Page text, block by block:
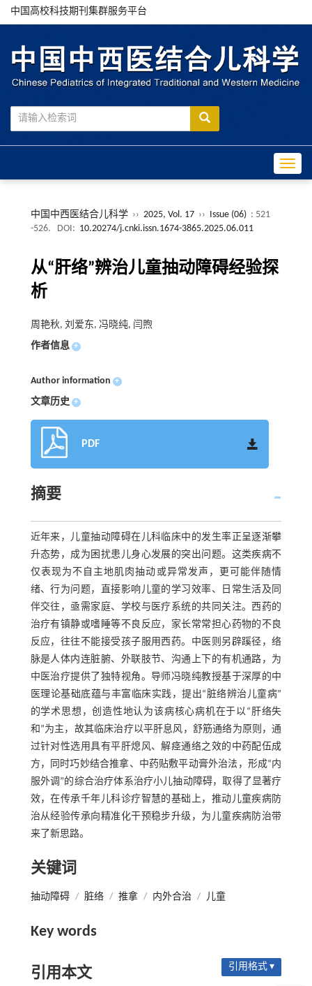
中国高校科技期刊集群服务平台
中国中西医结合儿科学 ›› 2025, Vol. 17 ›› Issue (06) : 521
-526.
DOI: 10.20274/j.cnki.issn.1674-3865.2025.06.011
从“肝络”辨治儿童抽动障碍经验探
析
周艳秋, 刘爱东, 冯晓纯, 闫煦
作者信息 +
Author information +
文章历史 +
PDF
摘要
近年来，儿童抽动障碍在儿科临床中的发生率正呈逐渐攀
升态势，成为困扰患儿身心发展的突出问题。这类疾病不
仅表现为不自主地肌肉抽动或异常发声，更可能伴随情
绪、行为问题，直接影响儿童的学习效率、日常生活及同
伴交往，亟需家庭、学校与医疗系统的共同关注。西药的
治疗有镇静或嗜睡等不良反应，家长常常担心药物的不良
反应，往往不能接受孩子服用西药。中医则另辟蹊径，络
脉是人体内连脏腑、外联肢节、沟通上下的有机通路，为
中医治疗提供了独特视角。导师冯晓纯教授基于深厚的中
医理论基础底蕴与丰富临床实践，提出“脏络辨治儿童病”
的学术思想，创造性地认为该病核心病机在于以“肝络失
和”为主，故其临床治疗以平肝息风，舒筋通络为原则，通
过针对性选用具有平肝熄风、解痉通络之效的中药配伍成
方，同时巧妙结合推拿、中药贴敷平动膏外治法，形成“内
服外调”的综合治疗体系治疗小儿抽动障碍，取得了显著疗
效，在传承千年儿科诊疗智慧的基础上，推动儿童疾病防
治从经验传承向精准化干预稳步升级，为儿童疾病防治带
来了新思路。
关键词
抽动障碍 / 脏络 / 推拿 / 内外合治 / 儿童
Key words
引用本文 引用格式 ▾